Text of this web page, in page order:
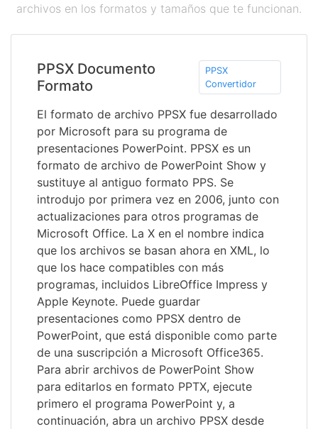
archivos en los formatos y tamaños que te funcionan.
PPSX Documento
Formato
PPSX
Convertidor
El formato de archivo PPSX fue desarrollado
por Microsoft para su programa de
presentaciones PowerPoint. PPSX es un
formato de archivo de PowerPoint Show y
sustituye al antiguo formato PPS. Se
introdujo por primera vez en 2006, junto con
actualizaciones para otros programas de
Microsoft Office. La X en el nombre indica
que los archivos se basan ahora en XML, lo
que los hace compatibles con más
programas, incluidos LibreOffice Impress y
Apple Keynote. Puede guardar
presentaciones como PPSX dentro de
PowerPoint, que está disponible como parte
de una suscripción a Microsoft Office365.
Para abrir archivos de PowerPoint Show
para editarlos en formato PPTX, ejecute
primero el programa PowerPoint y, a
continuación, abra un archivo PPSX desde